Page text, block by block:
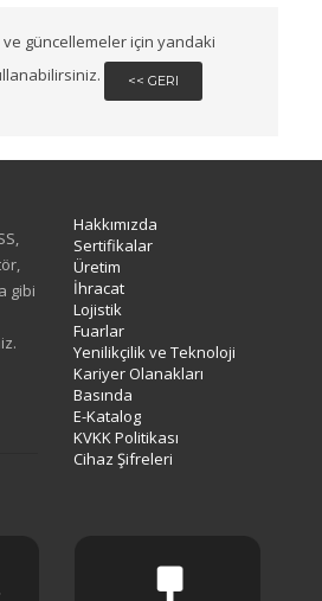
ve güncellemeler için yandaki
<< GERI
gibi
Hakkımızda
Sertifikalar
Üretim
İhracat
Lojistik
Fuarlar
Yenilikçilik ve Teknoloji
Kariyer Olanakları
Basında
E-Katalog
KVKK Politikası
Cihaz Şifreleri